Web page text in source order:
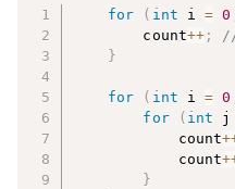
for ( int i = 0
        count
++ ;
}
for ( int i = 0
for
( int j
            count
            count
}